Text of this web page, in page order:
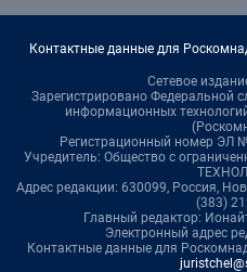
Контактные данные для
Сетевое
Зарегистрировано Федеральной
информационных
Регистрационный номер ЭЛ
Учредитель: Общество с
Адрес редакции: 630099, Россия,
(383)
Главный редактор:
Электронный адрес
Контактные данные для